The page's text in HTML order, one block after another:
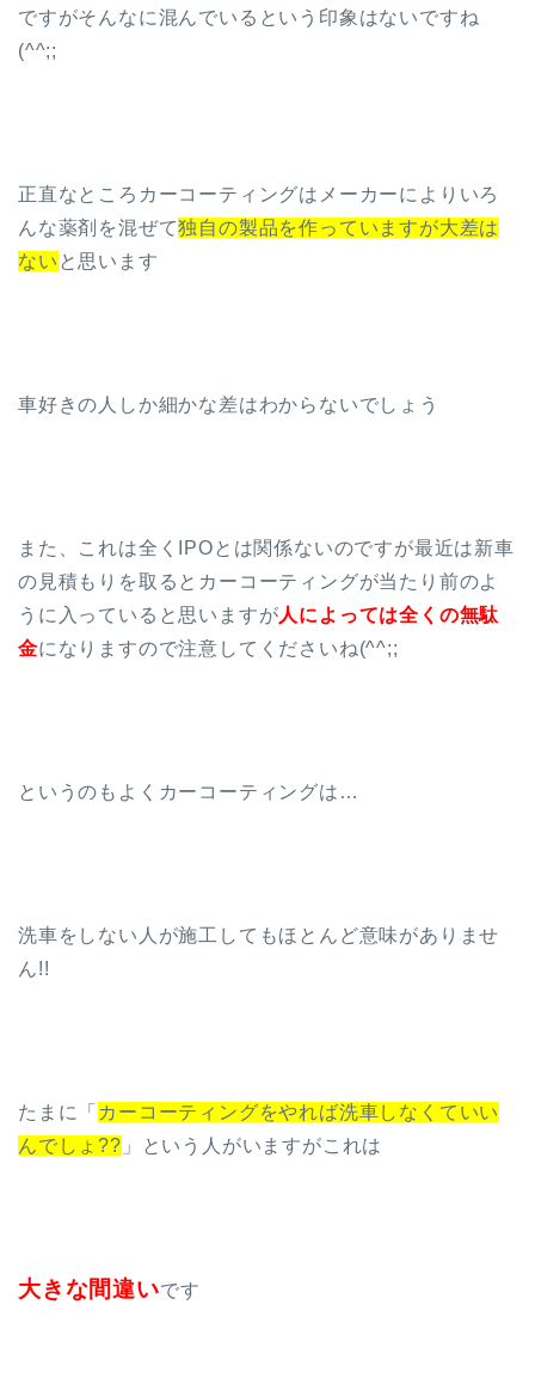
ですがそんなに混んでいるという印象はないですね
(^^;;
正直なところカーコーティングはメーカーによりいろ
んな薬剤を混ぜて独自の製品を作っていますが大差は
ない と思います
車好きの人しか細かな差はわからないでしょう
また、これは全くIPOとは関係ないのですが最近は新車
の見積もりを取るとカーコーティングが当たり前のよ
うに入っていると思いますが人によっては全くの無駄
金になりますので注意してくださいね(^^;;
というのもよくカーコーティングは…
洗車をしない人が施工してもほとんど意味がありませ
ん!!
たまに「 カーコーティングをやれば洗車しなくていい
んでしょ?? 」という人がいますがこれは
大きな間違いです